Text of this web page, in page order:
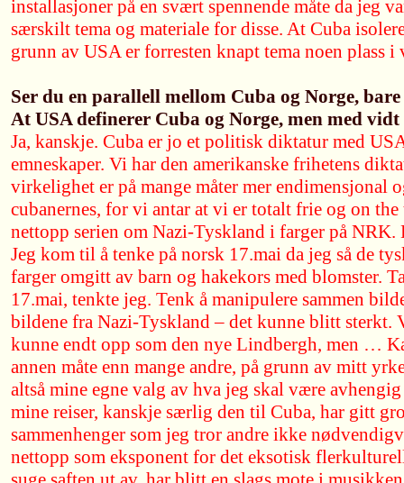
installasjoner på en svært spennende måte da jeg
særskilt tema og materiale for disse. At Cuba
grunn av USA er forresten knapt tema noen plass i
Ser du en parallell mellom Cuba og Norge,
At USA definerer Cuba og Norge, men med
Ja, kanskje. Cuba er jo et politisk diktatur med
emneskaper. Vi har den amerikanske frihetens
virkelighet er på mange måter mer endimensjonal
cubanernes, for vi antar at vi er totalt frie og on the
nettopp serien om Nazi-Tyskland i farger på NRK.
Jeg kom til å tenke på norsk 17.mai da jeg så de
farger omgitt av barn og hakekors med blomster.
17.mai, tenkte jeg. Tenk å manipulere sammen
bildene fra Nazi-Tyskland – det kunne blitt sterkt.
kunne endt opp som den nye Lindbergh, men …
annen måte enn mange andre, på grunn av mitt
altså mine egne valg av hva jeg skal være
mine reiser, kanskje særlig den til Cuba, har gitt
sammenhenger som jeg tror andre ikke
nettopp som eksponent for det eksotisk